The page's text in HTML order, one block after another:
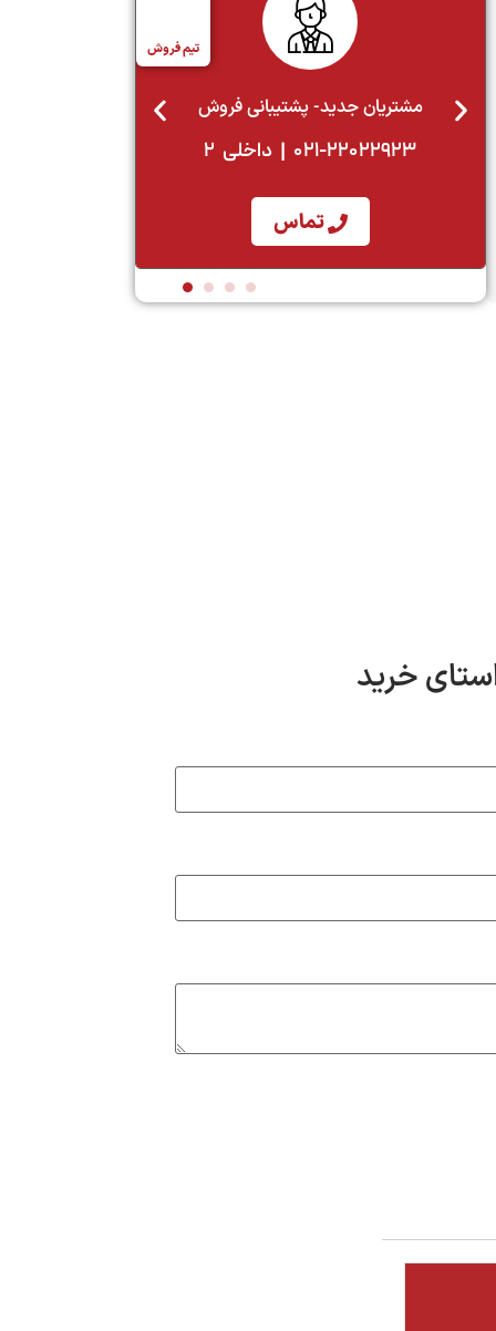
مشتریان جدید- پشتیبانی فروش
021-22022923 | داخلی 2
تماس
تیم فروش
خرید